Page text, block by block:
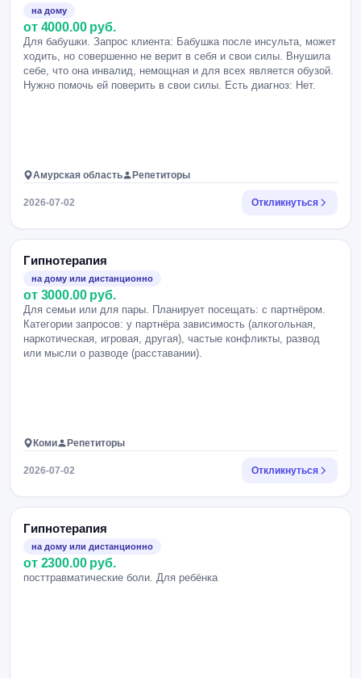
на дому
от 4000.00 руб.
Для бабушки. Запрос клиента: Бабушка после инсульта, может
ходить, но совершенно не верит в себя и свои силы. Внушила
себе, что она инвалид, немощная и для всех является обузой.
Нужно помочь ей поверить в свои силы. Есть диагноз: Нет.
Амурская область Репетиторы
2026-07-02 Откликнуться
Гипнотерапия
на дому или дистанционно
от 3000.00 руб.
Для семьи или для пары. Планирует посещать: с партнёром.
Категории запросов: у партнёра зависимость (алкогольная,
наркотическая, игровая, другая), частые конфликты, развод
или мысли о разводе (расставании).
Коми Репетиторы
2026-07-02 Откликнуться
Гипнотерапия
на дому или дистанционно
от 2300.00 руб.
посттравматические боли. Для ребёнка